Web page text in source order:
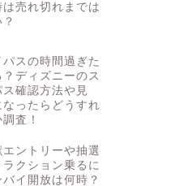
売れ切れまでは
パスの時間過ぎた
？ディズニーのス
確認方法や見
ったらどうすれ
査！
エントリーや抽選
クション乗るに
イ開放は何時？